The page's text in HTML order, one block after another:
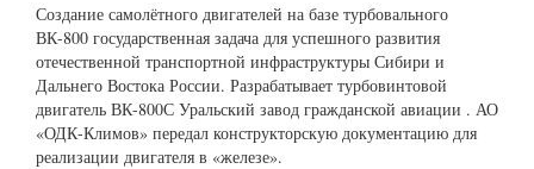
Создание самолётного двигателей на базе турбовального
ВК-800 государственная задача для успешного развития
отечественной транспортной инфраструктуры Сибири и
Дальнего Востока России. Разрабатывает турбовинтовой
двигатель ВК-800С Уральский завод гражданской авиации . АО
«ОДК-Климов» передал конструкторскую документацию для
реализации двигателя в «железе».